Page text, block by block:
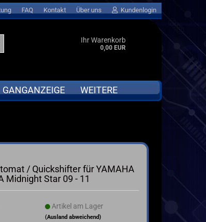
FAQ Kontakt Über uns Kundenlogin
Ihr Warenkorb
0,00 EUR
HONDA
KTM
SUZUKI
GANGANZEIGE WEITERE
GPS LAPTIMER für MOTORRAD &
MOTORRAD QUICKSHIFTER
/ Quickshifter für YAMAHA
Midnight Star 09 - 11
Artikel am Lager
(Ausland abweichend)